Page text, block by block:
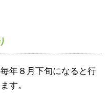
年８月下旬になると行
す。